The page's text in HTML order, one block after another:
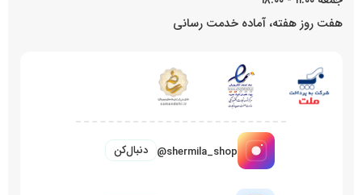
هفت روز هفته، آماده خدمت رسانی
@shermila_shop دنبال‌کن